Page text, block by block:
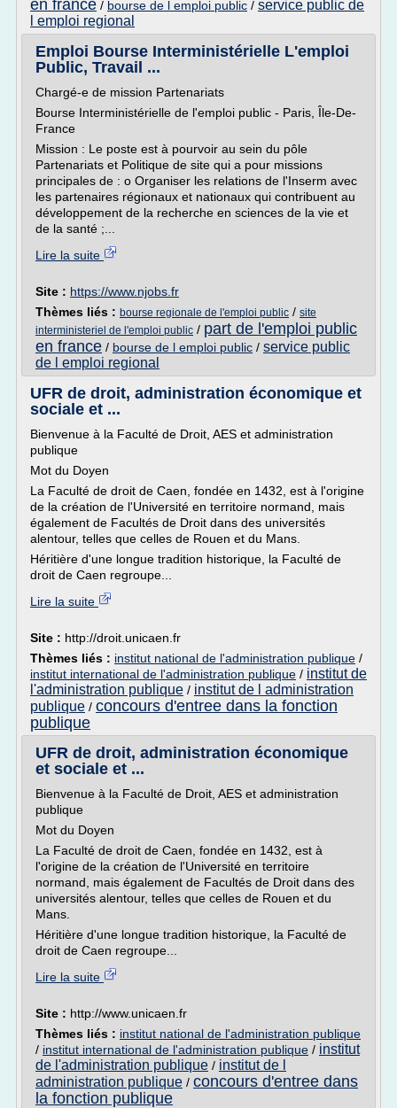
en france / bourse de l emploi public / service public de
l emploi regional
Emploi Bourse Interministérielle L'emploi
Public, Travail ...
Chargé-e de mission Partenariats
Bourse Interministérielle de l'emploi public - Paris, Île-De-
France
Mission : Le poste est à pourvoir au sein du pôle
Partenariats et Politique de site qui a pour missions
principales de : o Organiser les relations de l'Inserm avec
les partenaires régionaux et nationaux qui contribuent au
développement de la recherche en sciences de la vie et
de la santé ;...
Lire la suite
Site : https://www.njobs.fr
Thèmes liés : bourse regionale de l'emploi public / site
interministeriel de l'emploi public / part de l'emploi public
en france / bourse de l emploi public / service public
de l emploi regional
UFR de droit, administration économique et
sociale et ...
Bienvenue à la Faculté de Droit, AES et administration
publique
Mot du Doyen
La Faculté de droit de Caen, fondée en 1432, est à l'origine
de la création de l'Université en territoire normand, mais
également de Facultés de Droit dans des universités
alentour, telles que celles de Rouen et du Mans.
Héritière d'une longue tradition historique, la Faculté de
droit de Caen regroupe...
Lire la suite
Site : http://droit.unicaen.fr
Thèmes liés : institut national de l'administration publique /
institut international de l'administration publique / institut de
l'administration publique / institut de l administration
publique / concours d'entree dans la fonction
publique
UFR de droit, administration économique
et sociale et ...
Bienvenue à la Faculté de Droit, AES et administration
publique
Mot du Doyen
La Faculté de droit de Caen, fondée en 1432, est à
l'origine de la création de l'Université en territoire
normand, mais également de Facultés de Droit dans des
universités alentour, telles que celles de Rouen et du
Mans.
Héritière d'une longue tradition historique, la Faculté de
droit de Caen regroupe...
Lire la suite
Site : http://www.unicaen.fr
Thèmes liés : institut national de l'administration publique
/ institut international de l'administration publique / institut
de l'administration publique / institut de l
administration publique / concours d'entree dans
la fonction publique